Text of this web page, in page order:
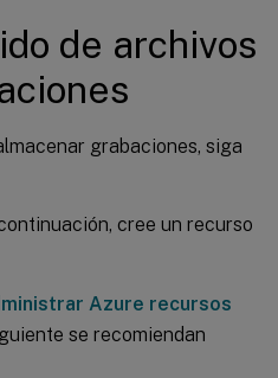
de archivos
grabaciones, siga
cree un recurso
Azure recursos
se recomiendan